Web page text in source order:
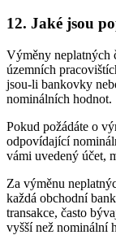
12. Jaké jsou
Výměny neplatných
územních
jsou-li bankovky
nominálních hodnot.
Pokud požádáte o
odpovídající
vámi uvedený účet,
Za výměnu
každá obchodní
transakce, často
vyšší než nominální